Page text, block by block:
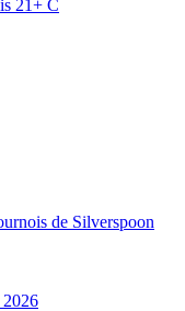
21+ C
de Silverspoon
2026